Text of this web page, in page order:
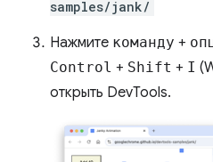
samples/jank/
Нажмите команду +
Control + Shift + I
открыть DevTools.